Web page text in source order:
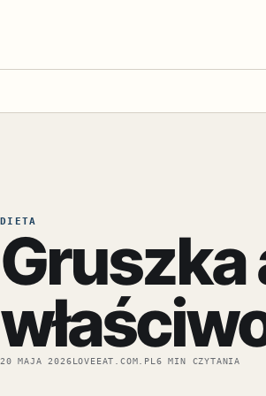
DIETA
Gruszka
20 MAJA 2026LOVEEAT.COM.PL 6 MIN CZYTANIA